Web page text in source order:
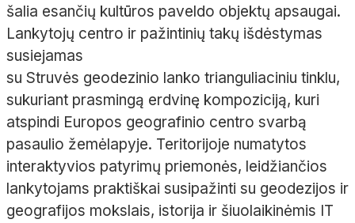
šalia esančių kultūros paveldo objektų apsaugai.
Lankytojų centro ir pažintinių takų išdėstymas
susiejamas
su Struvės geodezinio lanko trianguliaciniu tinklu,
sukuriant prasmingą erdvinę kompoziciją, kuri
atspindi Europos geografinio centro svarbą
pasaulio žemėlapyje. Teritorijoje numatytos
interaktyvios patyrimų priemonės, leidžiančios
lankytojams praktiškai susipažinti su geodezijos ir
geografijos mokslais, istorija ir šiuolaikinėmis IT